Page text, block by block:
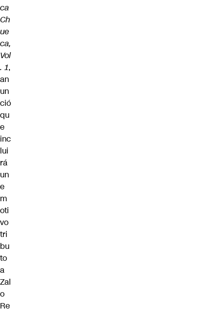
ca
Ch
ue
ca,
Vol
. 1,
an
un
ció
qu
e
inc
lui
rá
un
e
m
oti
vo
tri
bu
to
a
Zal
o
Re